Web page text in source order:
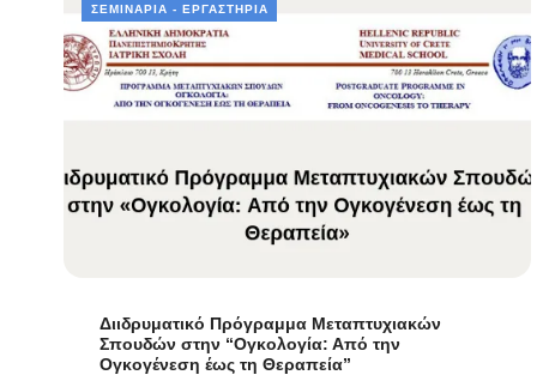
ΣΕΜΙΝΆΡΙΑ - ΕΡΓΑΣΤΉΡΙΑ
Διιδρυματικό Πρόγραμμα Μεταπτυχιακών
Σπουδών στην “Ογκολογία: Από την
Ογκογένεση έως τη Θεραπεία”